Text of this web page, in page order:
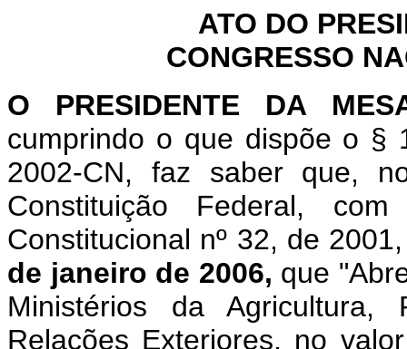
ATO DO
CONGRESSO
O PRESIDENTE DA
cumprindo o que dispõe o §
2002-CN, faz saber que,
Constituição Federal,
Constitucional nº 32, de
de janeiro de 2006, que
Ministérios da
Relações Exteriores, no